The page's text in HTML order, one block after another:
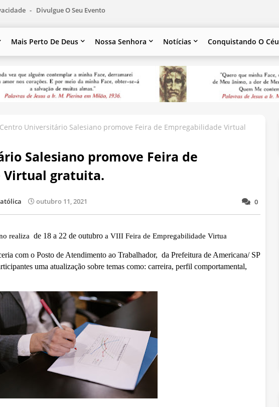
Divulgue O Seu Evento
Mais Perto De Deus Nossa Senhora Notícias Conquistando O Céu
Centro Universitário Salesiano promove Feira de Empregabilidade Virtual
Salesiano promove Feira de
Virtual gratuita.
0
outubro 11, 2021
realiza de 18 a 22 de outubro a VIII Feira de Empregabilidade Virtua
com o Posto de Atendimento ao Trabalhador, da Prefeitura de Americana/ SP
uma atualização sobre temas como: carreira, perfil comportamental,